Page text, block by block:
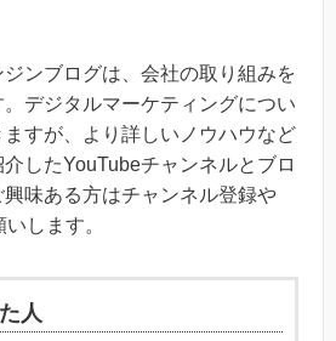
ンブログは、会社の取り組みを
デジタルマーケティングについ
すが、より詳しいノウハウなど
したYouTubeチャンネルとブロ
味ある方はチャンネル登録や
します。
人